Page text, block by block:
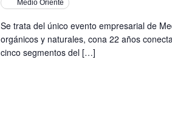
Medio Oriente
Se trata del único evento empresarial de
orgánicos y naturales, cona 22 años
cinco segmentos del […]